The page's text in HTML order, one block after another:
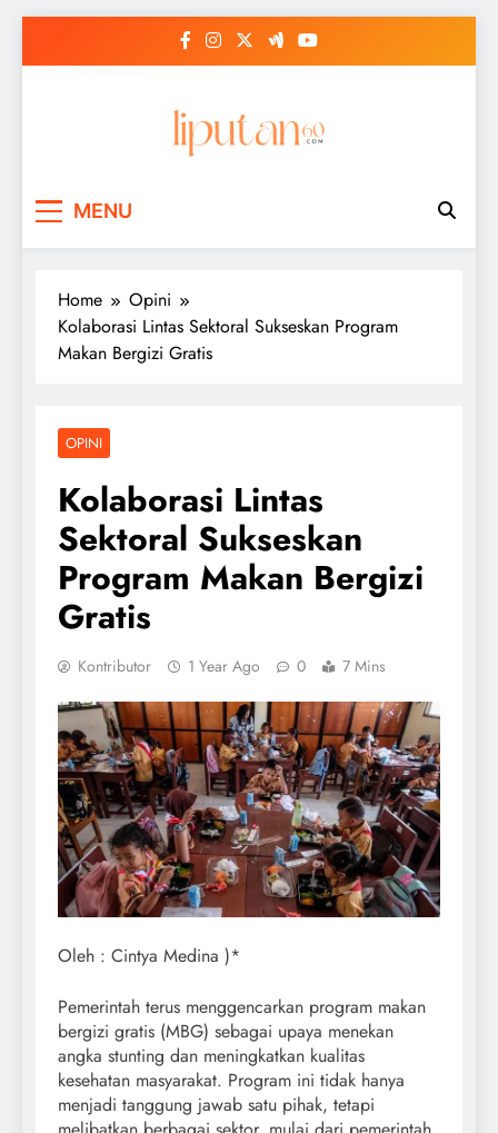
MENU
Home
Opini
Kolaborasi Lintas Sektoral Sukseskan Program
Makan Bergizi Gratis
OPINI
Kolaborasi Lintas
Sektoral Sukseskan
Program Makan Bergizi
Gratis
Kontributor 1 Year Ago 0 7 Mins
Oleh : Cintya Medina )*
Pemerintah terus menggencarkan program makan
bergizi gratis (MBG) sebagai upaya menekan
angka stunting dan meningkatkan kualitas
kesehatan masyarakat. Program ini tidak hanya
menjadi tanggung jawab satu pihak, tetapi